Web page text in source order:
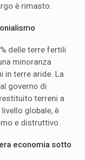
è rimasto.
delle terre fertili
minoranza
in terre aride. La
governo di
terreni a
globale, è
e distruttivo.
economia sotto